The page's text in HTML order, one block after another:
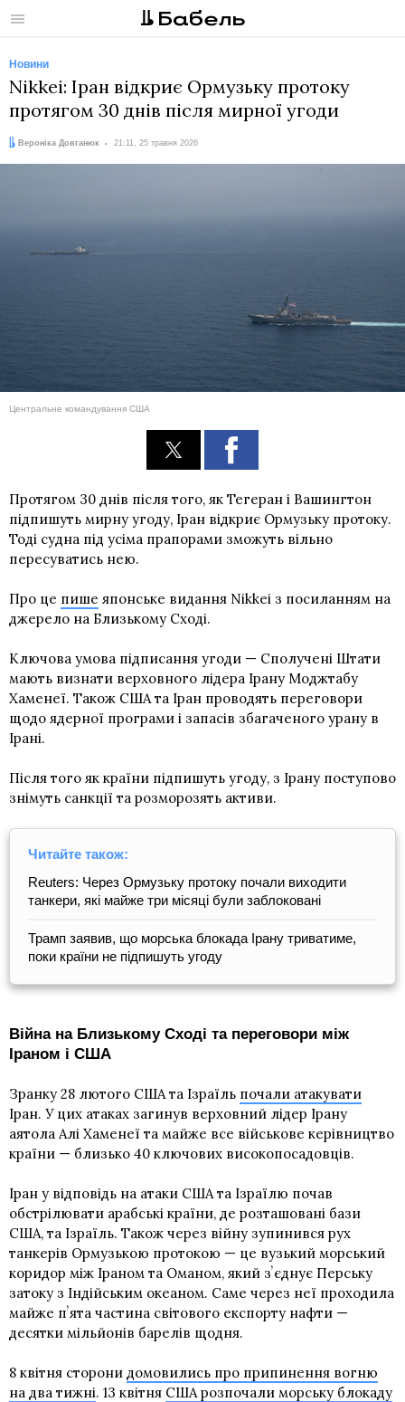
Меню
Новини
Nikkei: Іран відкриє Ормузьку протоку
протягом 30 днів після мирної угоди
Автор:
Вероніка Довганюк
Дата: 21:11, 25 травня 2026
Центральне командування США
Протягом 30 днів після того, як Тегеран і Вашингтон
підпишуть мирну угоду, Іран відкриє Ормузьку протоку.
Тоді судна під усіма прапорами зможуть вільно
пересуватись нею.
Про це пише японське видання Nikkei з посиланням на
джерело на Близькому Сході.
Ключова умова підписання угоди — Сполучені Штати
мають визнати верховного лідера Ірану Моджтабу
Хаменеї. Також США та Іран проводять переговори
щодо ядерної програми і запасів збагаченого урану в
Ірані.
Після того як країни підпишуть угоду, з Ірану поступово
знімуть санкції та розморозять активи.
Читайте також:
Reuters: Через Ормузьку протоку почали виходити
танкери, які майже три місяці були заблоковані
Трамп заявив, що морська блокада Ірану триватиме,
поки країни не підпишуть угоду
Війна на Близькому Сході та переговори між
Іраном і США
Зранку 28 лютого США та Ізраїль почали атакувати
Іран. У цих атаках загинув верховний лідер Ірану
аятола Алі Хаменеї та майже все військове керівництво
країни — близько 40 ключових високопосадовців.
Іран у відповідь на атаки США та Ізраїлю почав
обстрілювати арабські країни, де розташовані бази
США, та Ізраїль. Також через війну зупинився рух
танкерів Ормузькою протокою — це вузький морський
коридор між Іраном та Оманом, який зʼєднує Перську
затоку з Індійським океаном. Саме через неї проходила
майже пʼята частина світового експорту нафти —
десятки мільйонів барелів щодня.
8 квітня сторони домовились про припинення вогню
на два тижні. 13 квітня США розпочали морську блокаду